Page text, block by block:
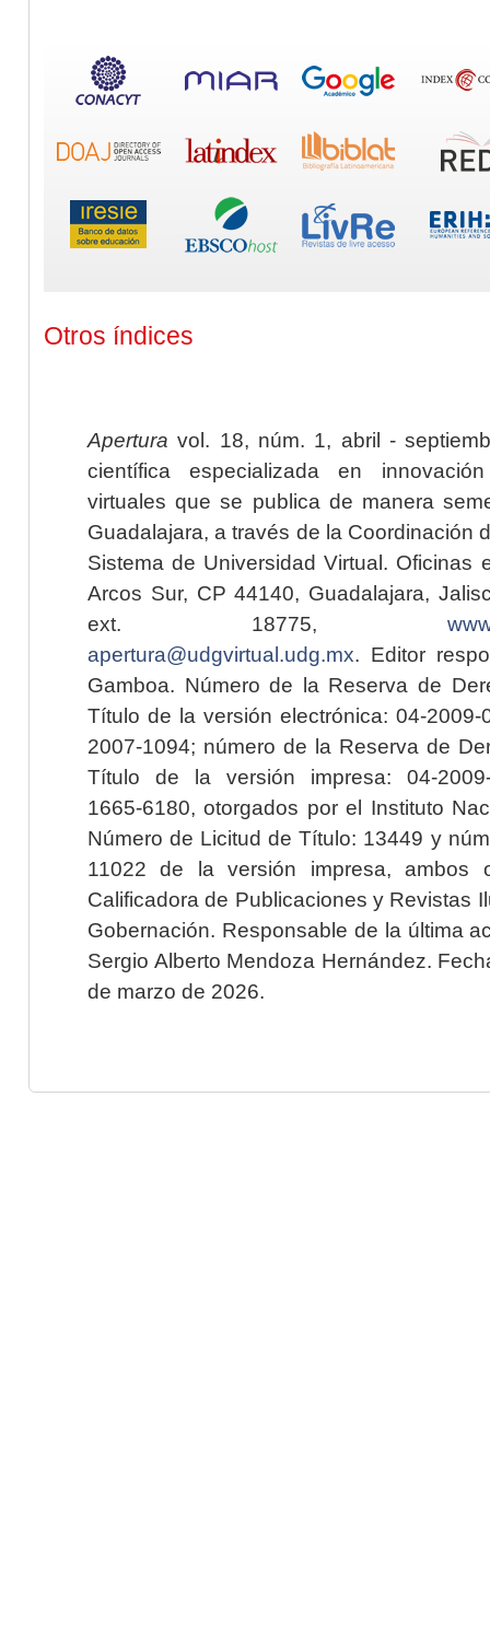
Otros índices
Apertura vol. 18, núm. 1, abril -
científica especializada en
virtuales que se publica de manera
Guadalajara, a través de la Coordinación
Sistema de Universidad Virtual. Oficinas
Arcos Sur, CP 44140, Guadalajara,
ext. 18775,
apertura@udgvirtual.udg.mx. Editor
Gamboa. Número de la Reserva de
Título de la versión electrónica: 04-2009-
2007-1094; número de la Reserva de
Título de la versión impresa: 04-2009-
1665-6180, otorgados por el Instituto
Número de Licitud de Título: 13449 y
11022 de la versión impresa, ambos
Calificadora de Publicaciones y Revistas
Gobernación. Responsable de la última
Sergio Alberto Mendoza Hernández.
de marzo de 2026.